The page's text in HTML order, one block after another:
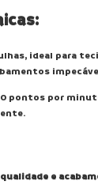
ideal para
pontos por
e